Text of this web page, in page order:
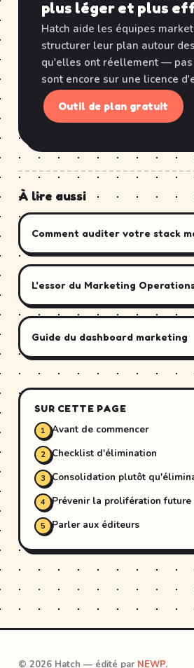
plus léger et plus
Hatch aide les équipes
structurer leur plan autour
qu'elles ont réellement —
sont encore sur une licence
Outil de plan gratuit
À lire aussi
Comment auditer votre stack
L'essor du Marketing
Guide du dashboard marketing
SUR CETTE PAGE
Avant de commencer
Checklist d'élimination
Consolidation plutôt
Prévenir la prolifération future
Parler aux éditeurs
© 2026 Hatch — édité par NEWP.